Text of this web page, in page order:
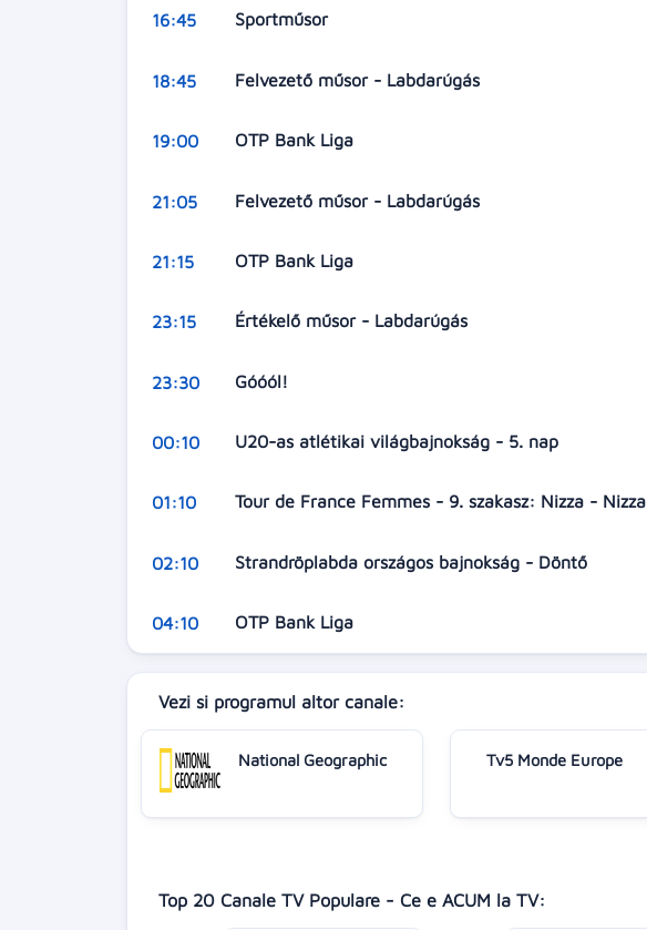
16:45 Sportműsor
18:45 Felvezető műsor - Labdarúgás
19:00 OTP Bank Liga
21:05 Felvezető műsor - Labdarúgás
21:15 OTP Bank Liga
23:15 Értékelő műsor - Labdarúgás
23:30 Góóól!
00:10 U20-as atlétikai világbajnokság - 5. nap
01:10 Tour de France Femmes - 9. szakasz: Nizza - Nizza
02:10 Strandröplabda országos bajnokság - Döntő
04:10 OTP Bank Liga
Vezi si programul altor canale:
National Geographic Tv5 Monde Europe
Top 20 Canale TV Populare - Ce e ACUM la TV: